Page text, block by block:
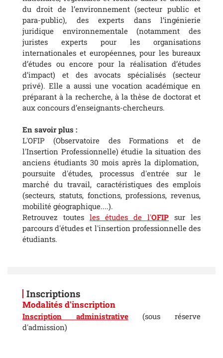
du droit de l’environnement (secteur public et
para-public), des experts dans l’ingénierie
juridique environnementale (notamment des
juristes experts pour les organisations
internationales et européennes, pour les bureaux
d’études ou encore pour la réalisation d’études
d’impact) et des avocats spécialisés (secteur
privé). Elle a aussi une vocation académique en
préparant à la recherche, à la thèse de doctorat et
aux concours d’enseignants-chercheurs.
En savoir plus :
L'OFIP (Observatoire des Formations et de
l'Insertion Professionnelle) étudie la situation des
anciens étudiants 30 mois après la diplomation,
poursuite d'études, processus d'entrée sur le
marché du travail, caractéristiques des emplois
(secteurs, statuts, fonctions, professions, revenus,
mobilité géographique....).
Retrouvez toutes les études de l'OFIP sur les
parcours d'études et l'insertion professionnelle des
étudiants.
Inscriptions
Modalités d'inscription
Inscription administrative
(sous réserve
d'admission)